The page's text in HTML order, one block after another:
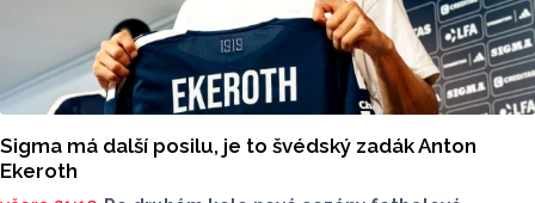
Sigma má další posilu, je to švédský zadák Anton
Ekeroth